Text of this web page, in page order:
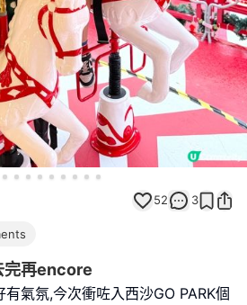
52 3
完再encore
氣氛,今次衝咗入西沙GO PARK個